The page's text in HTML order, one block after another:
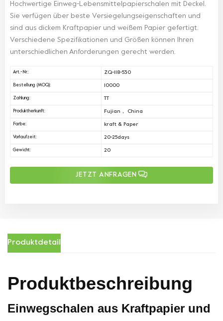
Hochwertige Einweg-Lebensmittelpapierschalen mit Deckel.
Sie verfügen über beste Versiegelungseigenschaften und
sind aus dickem Kraftpapier und weißem Papier gefertigt.
Verschiedene Spezifikationen und Größen können Ihren
unterschiedlichen Anforderungen gerecht werden.
Art.-Nr.: ZQ-118-530
Bestellung (MOQ): 10000
Zahlung: TT
Produktherkunft: Fujian， China
Farbe: kraft & Paper
Vorlaufzeit: 20-25days
Gewicht: 20
JETZT ANFRAGEN
Produktdetail
Produktbeschreibung
Einwegschalen aus Kraftpapier und